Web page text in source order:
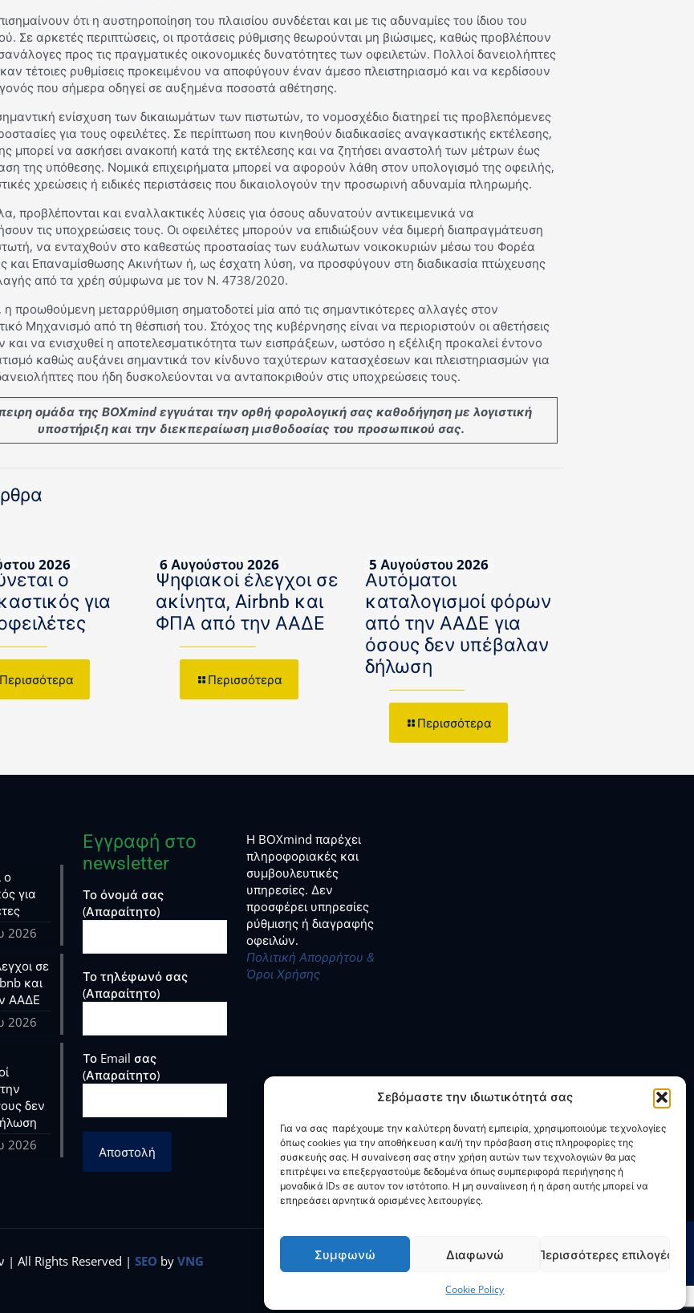
Σεβόμαστε την ιδιωτικότητά σας
Για να σας παρέχουμε την καλύτερη δυνατή εμπειρία, χρησιμοποιούμε τεχνολογίες
όπως cookies για την αποθήκευση και/ή την πρόσβαση στις πληροφορίες της
συσκευής σας. Η συναίνεση σας στην χρήση αυτών των τεχνολογιών θα μας
επιτρέψει να επεξεργαστούμε δεδομένα όπως συμπεριφορά περιήγησης ή
μοναδικά IDs σε αυτον τον ιστότοπο. Η μη συναίινεση ή η άρση αυτής μπορεί να
επηρεάσει αρνητικά ορισμένες λειτουργίες.
Συμφωνώ Διαφωνώ Περισσότερες επιλογές
Cookie Policy
ότι η αυστηροποίηση του πλαισίου συνδέεται και με τις αδυναμίες του ίδιου του
Σε αρκετές περιπτώσεις, οι προτάσεις ρύθμισης θεωρούνται μη βιώσιμες, καθώς προβλέπουν
προς τις πραγματικές οικονομικές δυνατότητες των οφειλετών. Πολλοί δανειολήπτες
τέτοιες ρυθμίσεις προκειμένου να αποφύγουν έναν άμεσο πλειστηριασμό και να κερδίσουν
που σήμερα οδηγεί σε αυξημένα ποσοστά αθέτησης.
ενίσχυση των δικαιωμάτων των πιστωτών, το νομοσχέδιο διατηρεί τις προβλεπόμενες
για τους οφειλέτες. Σε περίπτωση που κινηθούν διαδικασίες αναγκαστικής εκτέλεσης,
μπορεί να ασκήσει ανακοπή κατά της εκτέλεσης και να ζητήσει αναστολή των μέτρων έως
της υπόθεσης. Νομικά επιχειρήματα μπορεί να αφορούν λάθη στον υπολογισμό της οφειλής,
χρεώσεις ή ειδικές περιστάσεις που δικαιολογούν την προσωρινή αδυναμία πληρωμής.
προβλέπονται και εναλλακτικές λύσεις για όσους αδυνατούν αντικειμενικά να
τις υποχρεώσεις τους. Οι οφειλέτες μπορούν να επιδιώξουν νέα διμερή διαπραγμάτευση
να ενταχθούν στο καθεστώς προστασίας των ευάλωτων νοικοκυριών μέσω του Φορέα
και Επαναμίσθωσης Ακινήτων ή, ως έσχατη λύση, να προσφύγουν στη διαδικασία πτώχευσης
από τα χρέη σύμφωνα με τον Ν. 4738/2020.
η προωθούμενη μεταρρύθμιση σηματοδοτεί μία από τις σημαντικότερες αλλαγές στον
Μηχανισμό από τη θέσπισή του. Στόχος της κυβέρνησης είναι να περιοριστούν οι αθετήσεις
και να ενισχυθεί η αποτελεσματικότητα των εισπράξεων, ωστόσο η εξέλιξη προκαλεί έντονο
καθώς αυξάνει σημαντικά τον κίνδυνο ταχύτερων κατασχέσεων και πλειστηριασμών για
που ήδη δυσκολεύονται να ανταποκριθούν στις υποχρεώσεις τους.
ομάδα της ΒΟΧmind εγγυάται την ορθή φορολογική σας καθοδήγηση με λογιστική
υποστήριξη και την διεκπεραίωση μισθοδοσίας του προσωπικού σας.
2026
ο
για
Περισσότερα
6 Αυγούστου 2026
Ψηφιακοί έλεγχοι σε
ακίνητα, Airbnb και
ΦΠΑ από την ΑΑΔΕ
Περισσότερα
5 Αυγούστου 2026
Αυτόματοι
καταλογισμοί φόρων
από την ΑΑΔΕ για
όσους δεν υπέβαλαν
δήλωση
Περισσότερα
ο
για
2026
σε
και
ΑΑΔΕ
2026
δεν
2026
Εγγραφή στο
newsletter
Το όνομά σας
(Απαραίτητο)
Το τηλέφωνό σας
(Απαραίτητο)
Το Email σας
(Απαραίτητο)
Η BOXmind παρέχει
πληροφοριακές και
συμβουλευτικές
υπηρεσίες. Δεν
προσφέρει υπηρεσίες
ρύθμισης ή διαγραφής
οφειλών.
Πολιτική Απορρήτου &
Όροι Χρήσης
| All Rights Reserved | SEO by VNG